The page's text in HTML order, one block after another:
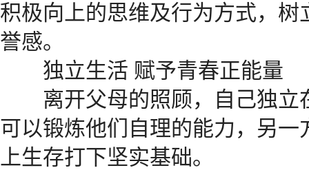
积极向上的思维及行为方式，
誉感。
独立生活 赋予青春正能量
离开父母的照顾，自己独立
可以锻炼他们自理的能力，另
上生存打下坚实基础。